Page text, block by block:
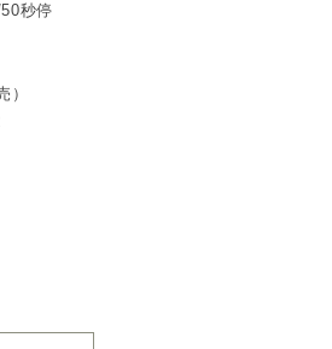
の強さ
。
め、空
秒停
）